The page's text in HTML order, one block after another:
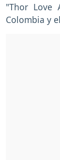
"Thor Love
Colombia y